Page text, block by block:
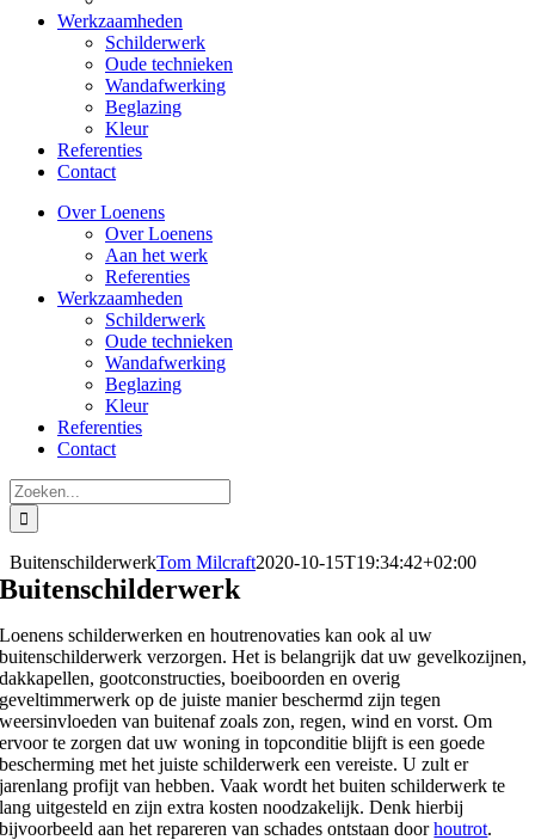
Werkzaamheden
Schilderwerk
Oude technieken
Wandafwerking
Beglazing
Kleur
Referenties
Contact
Over Loenens
Over Loenens
Aan het werk
Referenties
Werkzaamheden
Schilderwerk
Oude technieken
Wandafwerking
Beglazing
Kleur
Referenties
Contact
Zoeken
naar:
BuitenschilderwerkTom Milcraft2020-10-15T19:34:42+02:00
Buitenschilderwerk
Loenens schilderwerken en houtrenovaties kan ook al uw
buitenschilderwerk verzorgen. Het is belangrijk dat uw gevelkozijnen,
dakkapellen, gootconstructies, boeiboorden en overig
geveltimmerwerk op de juiste manier beschermd zijn tegen
weersinvloeden van buitenaf zoals zon, regen, wind en vorst. Om
ervoor te zorgen dat uw woning in topconditie blijft is een goede
bescherming met het juiste schilderwerk een vereiste. U zult er
jarenlang profijt van hebben. Vaak wordt het buiten schilderwerk te
lang uitgesteld en zijn extra kosten noodzakelijk. Denk hierbij
bijvoorbeeld aan het repareren van schades ontstaan doorhoutrot.